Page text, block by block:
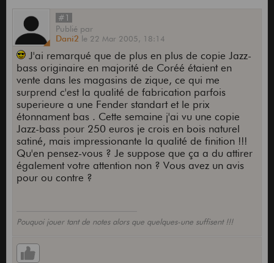
#1
Publié par
Dani2 le 22 Mar 2005, 18:14
J'ai remarqué que de plus en plus de copie Jazz-
bass originaire en majorité de Coréé étaient en
vente dans les magasins de zique, ce qui me
surprend c'est la qualité de fabrication parfois
superieure a une Fender standart et le prix
étonnament bas . Cette semaine j'ai vu une copie
Jazz-bass pour 250 euros je crois en bois naturel
satiné, mais impressionante la qualité de finition !!!
Qu'en pensez-vous ? Je suppose que ça a du attirer
également votre attention non ? Vous avez un avis
pour ou contre ?
Pouquoi jouer tant de notes alors que quelques-une suffisent !!!